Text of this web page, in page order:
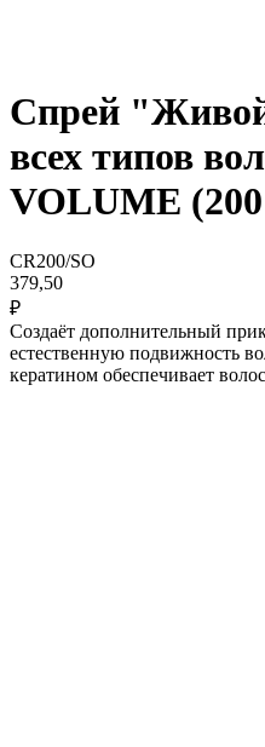
Спрей
всех типов
VOLUME
CR200/SO
379,50
₽
Создаёт дополнительный
естественную подвижность
кератином обеспечивает